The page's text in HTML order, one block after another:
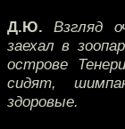
Д.Ю. Взгляд
заехал в
острове
сидят,
здоровые.